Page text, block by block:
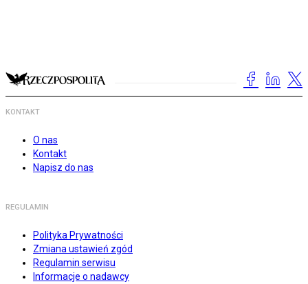
KONTAKT
O nas
Kontakt
Napisz do nas
REGULAMIN
Polityka Prywatności
Zmiana ustawień zgód
Regulamin serwisu
Informacje o nadawcy